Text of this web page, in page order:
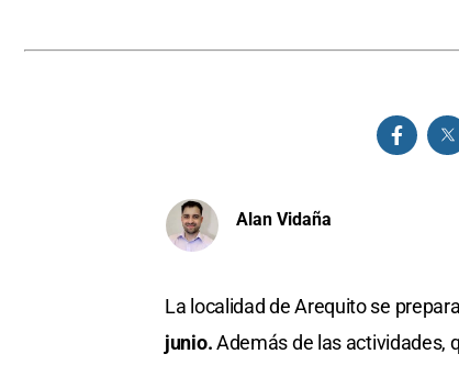
Alan Vidaña
La localidad de Arequito se
junio.Además de las actividades,